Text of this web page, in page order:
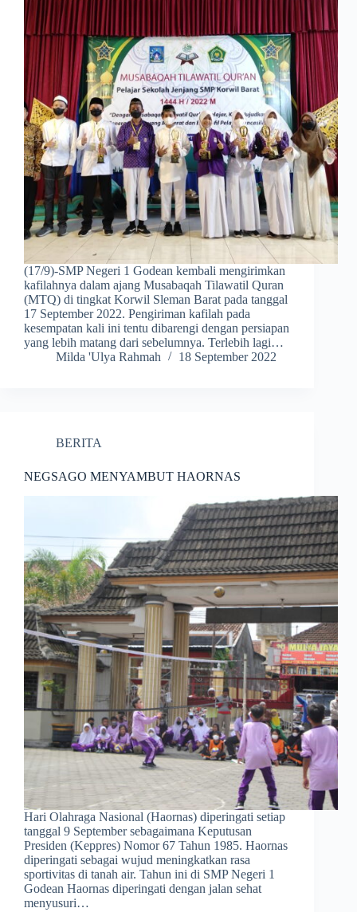
(17/9)-SMP Negeri 1 Godean kembali mengirimkan
kafilahnya dalam ajang Musabaqah Tilawatil Quran
(MTQ) di tingkat Korwil Sleman Barat pada tanggal
17 September 2022. Pengiriman kafilah pada
kesempatan kali ini tentu dibarengi dengan persiapan
yang lebih matang dari sebelumnya. Terlebih lagi…
Milda 'Ulya Rahmah
18 September 2022
BERITA
NEGSAGO MENYAMBUT HAORNAS
Hari Olahraga Nasional (Haornas) diperingati setiap
tanggal 9 September sebagaimana Keputusan
Presiden (Keppres) Nomor 67 Tahun 1985. Haornas
diperingati sebagai wujud meningkatkan rasa
sportivitas di tanah air. Tahun ini di SMP Negeri 1
Godean Haornas diperingati dengan jalan sehat
menyusuri…